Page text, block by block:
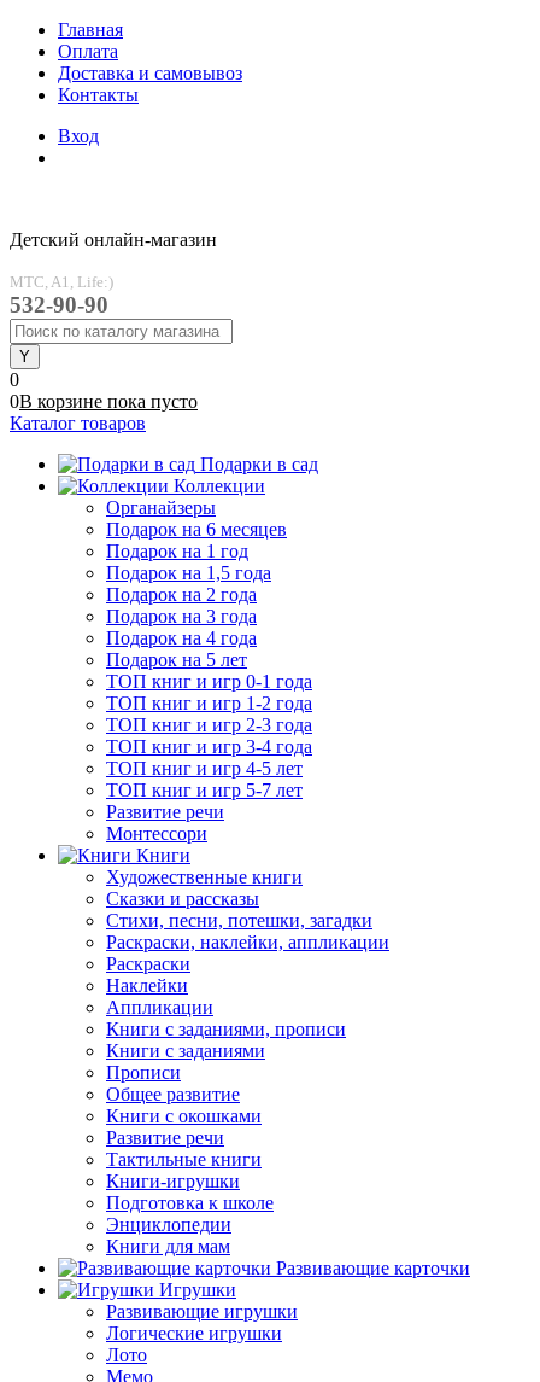
Главная
Оплата
Доставка и самовывоз
Контакты
Вход
Детский онлайн-магазин
MTC, A1, Life:)
532-90-90
0
0В корзине пока пусто
Каталог товаров
Подарки в сад
Коллекции
Органайзеры
Подарок на 6 месяцев
Подарок на 1 год
Подарок на 1,5 года
Подарок на 2 года
Подарок на 3 года
Подарок на 4 года
Подарок на 5 лет
ТОП книг и игр 0-1 года
ТОП книг и игр 1-2 года
ТОП книг и игр 2-3 года
ТОП книг и игр 3-4 года
ТОП книг и игр 4-5 лет
ТОП книг и игр 5-7 лет
Развитие речи
Монтессори
Книги
Художественные книги
Сказки и рассказы
Стихи, песни, потешки, загадки
Раскраски, наклейки, аппликации
Раскраски
Наклейки
Аппликации
Книги с заданиями, прописи
Книги с заданиями
Прописи
Общее развитие
Книги с окошками
Развитие речи
Тактильные книги
Книги-игрушки
Подготовка к школе
Энциклопедии
Книги для мам
Развивающие карточки
Игрушки
Развивающие игрушки
Логические игрушки
Лото
Мемо